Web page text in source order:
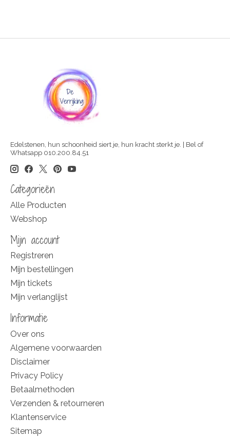
Edelstenen, hun schoonheid siert je, hun kracht sterkt je. | Bel of
Whatsapp 010.200.84.51
Categorieën
Alle Producten
Webshop
Mijn account
Registreren
Mijn bestellingen
Mijn tickets
Mijn verlanglijst
Informatie
Over ons
Algemene voorwaarden
Disclaimer
Privacy Policy
Betaalmethoden
Verzenden & retourneren
Klantenservice
Sitemap